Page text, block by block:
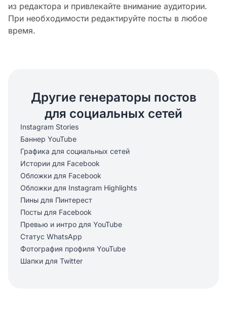
из редактора и привлекайте внимание аудитории.
При необходимости редактируйте посты в любое
время.
Другие генераторы постов
для социальных сетей
Instagram Stories
Баннер YouTube
Графика для социальных сетей
Истории для Facebook
Обложки для Facebook
Обложки для Instagram Highlights
Пины для Пинтерест
Посты для Facebook
Превью и интро для YouTube
Статус WhatsApp
Фотография профиля YouTube
Шапки для Twitter